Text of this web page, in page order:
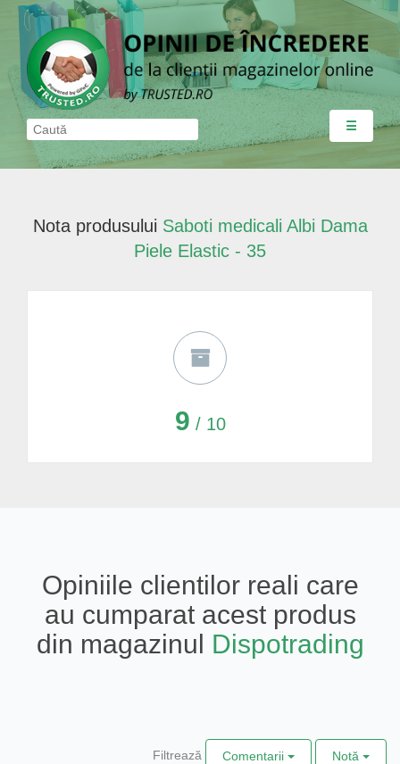
☰
Nota produsului Saboti medicali Albi Dama
Piele Elastic - 35
9 / 10
Opiniile clientilor reali care
au cumparat acest produs
din magazinul Dispotrading
Filtrează Comentarii Notă